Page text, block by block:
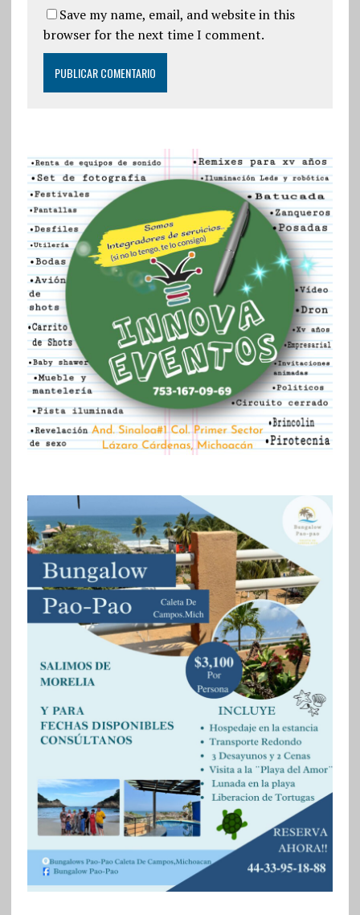
Save my name, email, and website in this
browser for the next time I comment.